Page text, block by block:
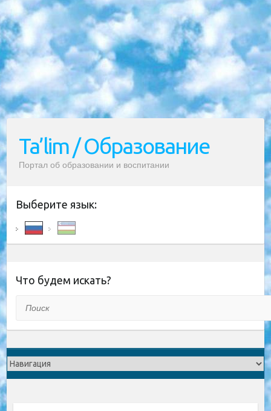
Ta’lim / Образование
Портал об образовании и воспитании
Выберите язык:
Что будем искать?